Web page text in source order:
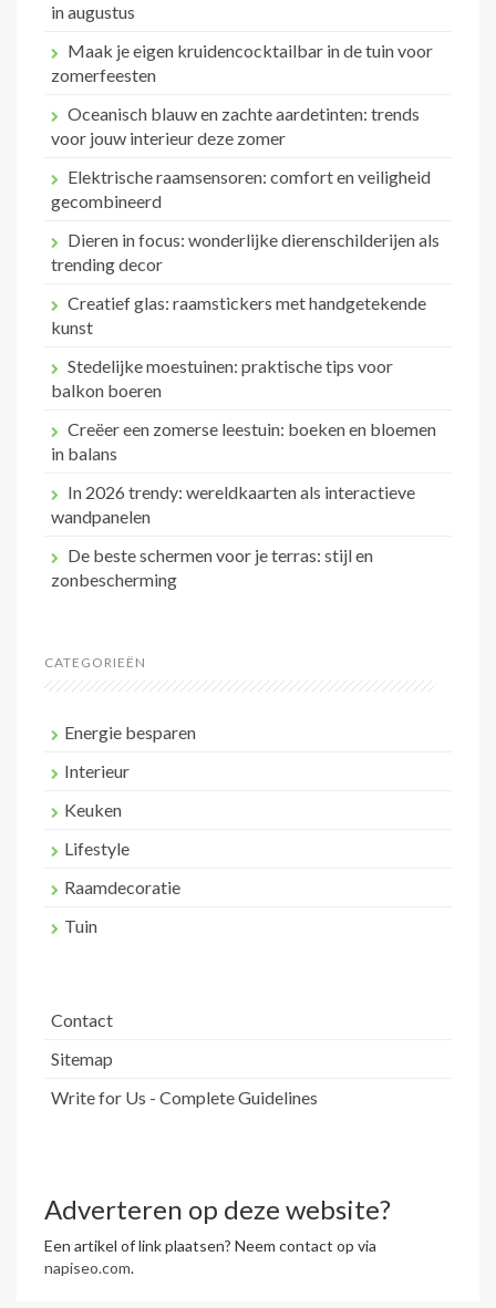
in augustus
Maak je eigen kruidencocktailbar in de tuin voor
zomerfeesten
Oceanisch blauw en zachte aardetinten: trends
voor jouw interieur deze zomer
Elektrische raamsensoren: comfort en veiligheid
gecombineerd
Dieren in focus: wonderlijke dierenschilderijen als
trending decor
Creatief glas: raamstickers met handgetekende
kunst
Stedelijke moestuinen: praktische tips voor
balkon boeren
Creëer een zomerse leestuin: boeken en bloemen
in balans
In 2026 trendy: wereldkaarten als interactieve
wandpanelen
De beste schermen voor je terras: stijl en
zonbescherming
CATEGORIEËN
Energie besparen
Interieur
Keuken
Lifestyle
Raamdecoratie
Tuin
Contact
Sitemap
Write for Us - Complete Guidelines
Adverteren op deze website?
Een artikel of link plaatsen? Neem contact op via
napiseo.com.